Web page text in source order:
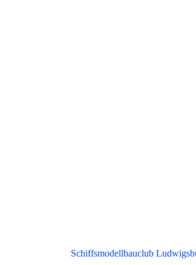
Schiffsmodellbauclub